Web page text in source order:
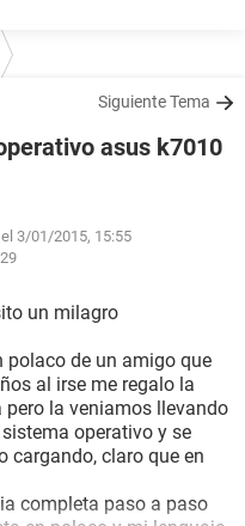
Siguiente Tema
asus k7010
3/01/2015, 15:55
un milagro
polaco de un amigo que
al irse me regalo la
la veniamos llevando
operativo y se
cargando, claro que en
completa paso a paso